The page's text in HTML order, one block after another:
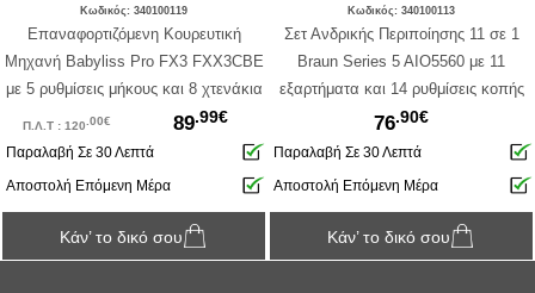
Κωδικός: 340100119
Επαναφορτιζόμενη Κουρευτική
Μηχανή Babyliss Pro FΧ3 FXX3CBE
με 5 ρυθμίσεις μήκους και 8 χτενάκια
Π.Λ.Τ : 120.00€ 89.99€
Παραλαβή Σε 30 Λεπτά
Αποστολή Επόμενη Μέρα
Κάν’ το δικό σου
Κωδικός: 340100113
Σετ Ανδρικής Περιποίησης 11 σε 1
Braun Series 5 AIO5560 με 11
εξαρτήματα και 14 ρυθμίσεις κοπής
76.90€
Παραλαβή Σε 30 Λεπτά
Αποστολή Επόμενη Μέρα
Κάν’ το δικό σου